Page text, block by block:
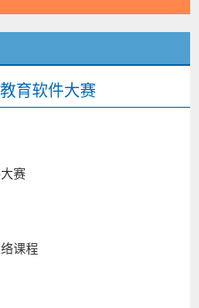
育软件大赛
赛
课程